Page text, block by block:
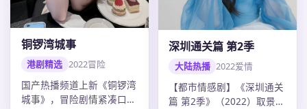
铜锣湾城事
港剧精选 2022冒险
国产热播频道上新《铜锣湾
城事》，冒险剧情紧凑口碑
深圳通关篇 第2季
大陆热播 2022爱情
【都市情感剧】《深圳通关
篇 第2季》（2022）取景开